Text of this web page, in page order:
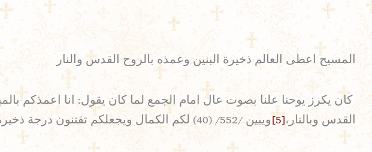
المسيح اعطى العالم ذخيرة البنين وعمذه بالروح القدس والنار
كان يكرز يوحنا علنا بصوت عال امام الجمع لما كان يقول: انا اعمذكم
القدس وبالنار،[5] ويبين /552/ (40) لكم الكمال ويجعلكم تقتنون درجة ذخيرة البنين ويلدكم مجددا لتدعوا الله ابانا الذي في السماء.